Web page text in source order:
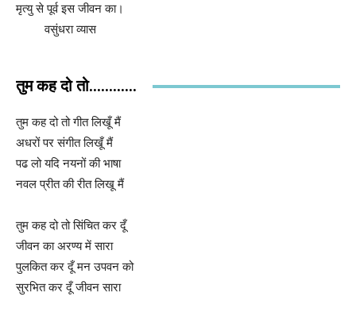
मृत्यु से पूर्व इस जीवन का।
वसुंधरा व्यास
तुम कह दो तो............
तुम कह दो तो गीत लिखूँ मैं
अधरों पर संगीत लिखूँ मैं
पढ लो यदि नयनों की भाषा
नवल प्रीत की रीत लिखू मैं
तुम कह दो तो सिंचित कर दूँ
जीवन का अरण्य में सारा
पुलकित कर दूँ मन उपवन को
सुरभित कर दूँ जीवन सारा